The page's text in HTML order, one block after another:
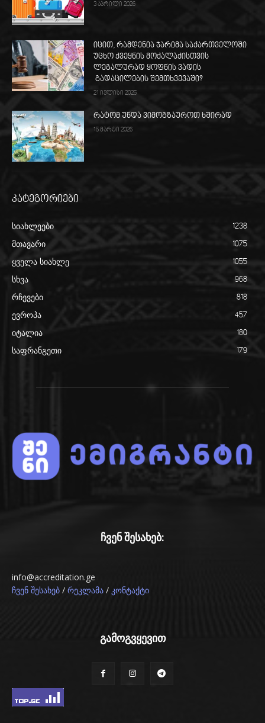
3 აპრილი 2026
იცით, რამდენია ჯარიმა საქართველოში
უცხო ქვეყნის მოქალაქისთვის
ლეგალურად ყოფნის ვადის
გადაცილების შემთხვევაში?
21 ივლისი 2025
რატომ უნდა ვიმოგზაუროთ ხშირად
15 მარტი 2026
კატეგორიები
სიახლეები 1238
მთავარი 1075
ყველა სიახლე 1055
სხვა 968
რჩევები 818
ევროპა 457
იტალია 180
საფრანგეთი 179
ჩვენ შესახებ:
info@accreditation.ge
ჩვენ შესახებ / რეკლამა / კონტაქტი
გამოგვყევით